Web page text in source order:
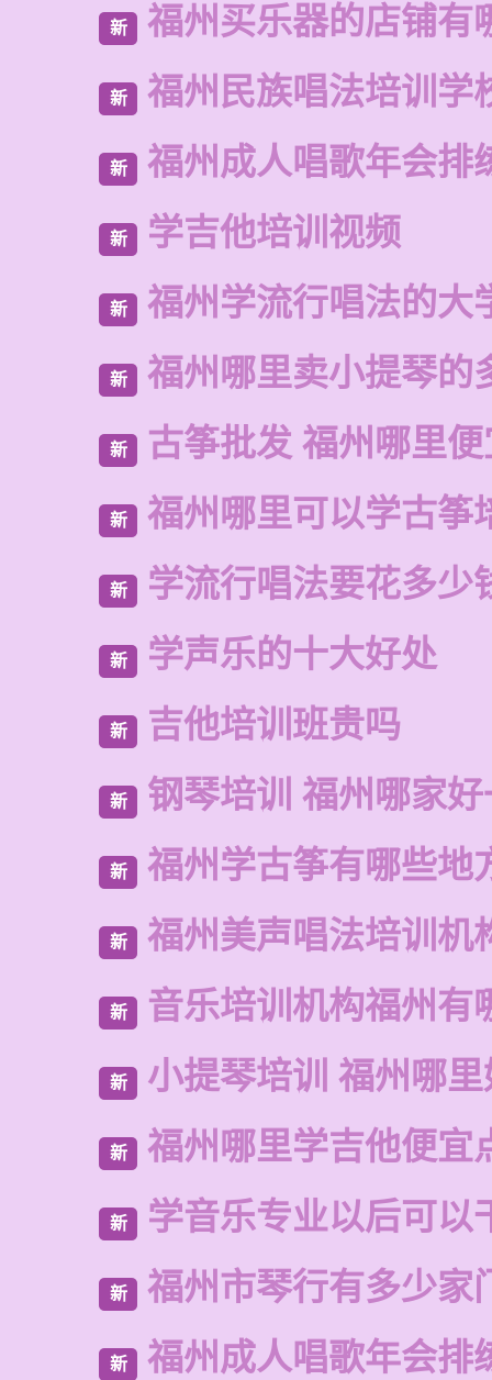
新 福州买乐器的店铺有
新 福州民族唱法培训学
新 福州成人唱歌年会排
新 学吉他培训视频
新 福州学流行唱法的大
新 福州哪里卖小提琴的
新 古筝批发 福州哪里
新 福州哪里可以学古筝
新 学流行唱法要花多少
新 学声乐的十大好处
新 吉他培训班贵吗
新 钢琴培训 福州哪家
新 福州学古筝有哪些地
新 福州美声唱法培训机
新 音乐培训机构福州有
新 小提琴培训 福州哪
新 福州哪里学吉他便宜
新 学音乐专业以后可以
新 福州市琴行有多少家
新 福州成人唱歌年会排